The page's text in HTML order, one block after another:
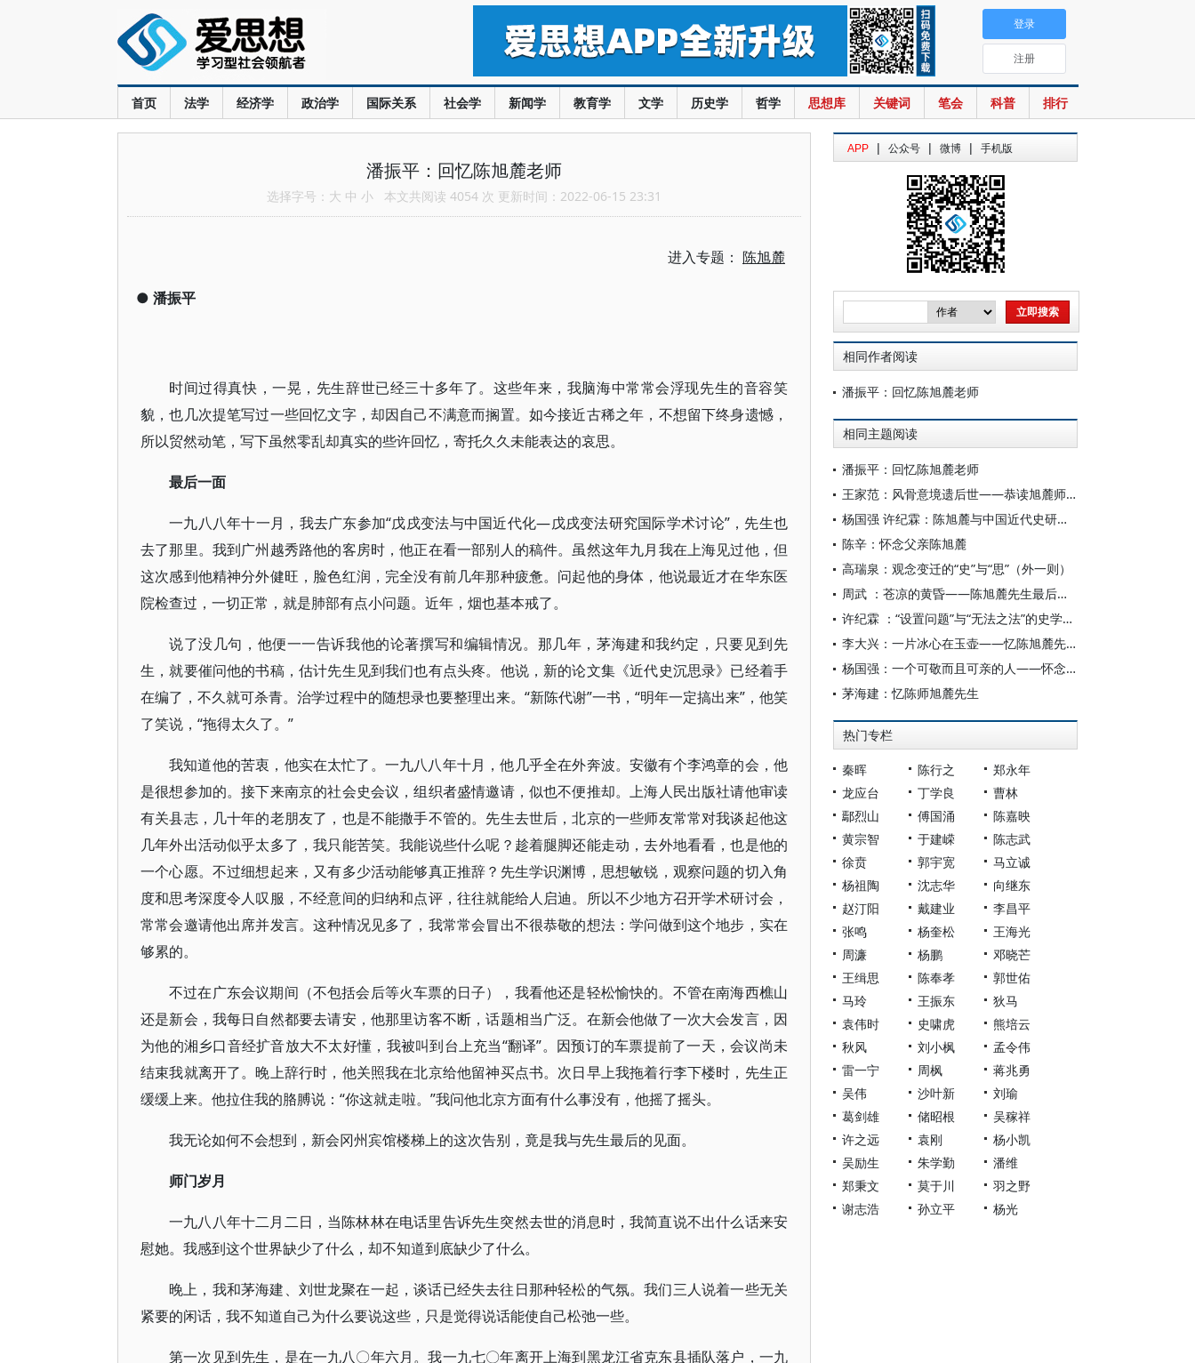
首页 法学 经济学 政治学 国际关系 社会学 新闻学 教育学 文学 历史学 哲学 思想库 关键词 笔会 科普 排行
登录
注册
潘振平：回忆陈旭麓老师
选择字号： 大 中 小 本文共阅读 4054 次 更新时间：2022-06-15 23:31
进入专题： 陈旭麓
● 潘振平
时间过得真快，一晃，先生辞世已经三十多年了。这些年来，我脑海中常常会浮现先生的音容笑
貌，也几次提笔写过一些回忆文字，却因自己不满意而搁置。如今接近古稀之年，不想留下终身遗憾，
所以贸然动笔，写下虽然零乱却真实的些许回忆，寄托久久未能表达的哀思。
最后一面
一九八八年十一月，我去广东参加“戊戌变法与中国近代化—戊戌变法研究国际学术讨论”，先生也
去了那里。我到广州越秀路他的客房时，他正在看一部别人的稿件。虽然这年九月我在上海见过他，但
这次感到他精神分外健旺，脸色红润，完全没有前几年那种疲惫。问起他的身体，他说最近才在华东医
院检查过，一切正常，就是肺部有点小问题。近年，烟也基本戒了。
说了没几句，他便一一告诉我他的论著撰写和编辑情况。那几年，茅海建和我约定，只要见到先
生，就要催问他的书稿，估计先生见到我们也有点头疼。他说，新的论文集《近代史沉思录》已经着手
在编了，不久就可杀青。治学过程中的随想录也要整理出来。“新陈代谢”一书，“明年一定搞出来”，他笑
了笑说，“拖得太久了。”
我知道他的苦衷，他实在太忙了。一九八八年十月，他几乎全在外奔波。安徽有个李鸿章的会，他
是很想参加的。接下来南京的社会史会议，组织者盛情邀请，似也不便推却。上海人民出版社请他审读
有关县志，几十年的老朋友了，也是不能撒手不管的。先生去世后，北京的一些师友常常对我谈起他这
几年外出活动似乎太多了，我只能苦笑。我能说些什么呢？趁着腿脚还能走动，去外地看看，也是他的
一个心愿。不过细想起来，又有多少活动能够真正推辞？先生学识渊博，思想敏锐，观察问题的切入角
度和思考深度令人叹服，不经意间的归纳和点评，往往就能给人启迪。所以不少地方召开学术研讨会，
常常会邀请他出席并发言。这种情况见多了，我常常会冒出不很恭敬的想法：学问做到这个地步，实在
够累的。
不过在广东会议期间（不包括会后等火车票的日子），我看他还是轻松愉快的。不管在南海西樵山
还是新会，我每日自然都要去请安，他那里访客不断，话题相当广泛。在新会他做了一次大会发言，因
为他的湘乡口音经扩音放大不太好懂，我被叫到台上充当“翻译”。因预订的车票提前了一天，会议尚未
结束我就离开了。晚上辞行时，他关照我在北京给他留神买点书。次日早上我拖着行李下楼时，先生正
缓缓上来。他拉住我的胳膊说：“你这就走啦。”我问他北京方面有什么事没有，他摇了摇头。
我无论如何不会想到，新会冈州宾馆楼梯上的这次告别，竟是我与先生最后的见面。
师门岁月
一九八八年十二月二日，当陈林林在电话里告诉先生突然去世的消息时，我简直说不出什么话来安
慰她。我感到这个世界缺少了什么，却不知道到底缺少了什么。
晚上，我和茅海建、刘世龙聚在一起，谈话已经失去往日那种轻松的气氛。我们三人说着一些无关
紧要的闲话，我不知道自己为什么要说这些，只是觉得说话能使自己松弛一些。
第一次见到先生，是在一九八〇年六月。我一九七〇年离开上海到黑龙江省克东县插队落户，一九
APP | 公众号 | 微博 | 手机版
相同作者阅读
潘振平：回忆陈旭麓老师
相同主题阅读
潘振平：回忆陈旭麓老师
王家范：风骨意境遗后世——恭读旭麓师《浮想录》
杨国强 许纪霖：陈旭麓与中国近代史研究传统(笔谈)
陈辛：怀念父亲陈旭麓
高瑞泉：观念变迁的“史”与“思”（外一则）
周武 ：苍凉的黄昏——陈旭麓先生最后十年的学与思
许纪霖 ：“设置问题”与“无法之法”的史学大家
李大兴：一片冰心在玉壶——忆陈旭麓先生
杨国强：一个可敬而且可亲的人——怀念我的导师陈旭麓先生
茅海建：忆陈师旭麓先生
热门专栏
秦晖 陈行之
郑永年
龙应台
丁学良
曹林
鄢烈山
傅国涌
陈嘉映
黄宗智
于建嵘
陈志武
徐贲
郭宇宽
马立诚
杨祖陶
沈志华
向继东
赵汀阳
戴建业
李昌平
张鸣
杨奎松
王海光
周濂
杨鹏
邓晓芒
王缉思
陈奉孝
郭世佑
马玲
王振东
狄马
袁伟时
史啸虎
熊培云
秋风
刘小枫
孟令伟
雷一宁
周枫
蒋兆勇
吴伟
沙叶新
刘瑜
葛剑雄
储昭根
吴稼祥
许之远
袁刚
杨小凯
吴励生
朱学勤
潘维
郑秉文
莫于川
羽之野
谢志浩
孙立平 杨光